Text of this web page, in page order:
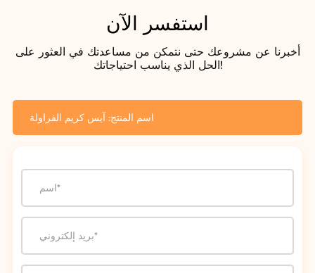
استفسر الآن
أخبرنا عن مشروعك حتى نتمكن من مساعدتك في العثور على
الحل الذي يناسب احتياجاتك!
اسم المنتج: آيس كريم الفراولة